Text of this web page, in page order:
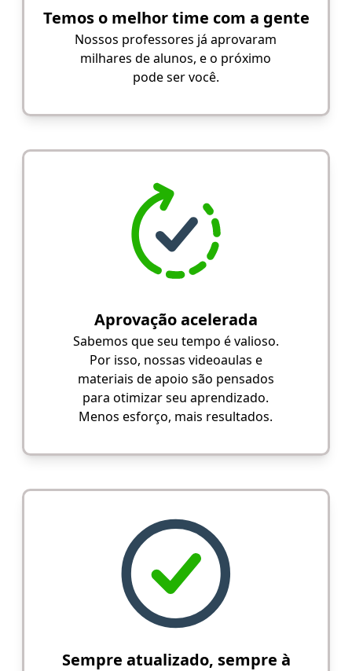
Temos o melhor time com a gente
Nossos professores já aprovaram
milhares de alunos, e o próximo
pode ser você.
Aprovação acelerada
Sabemos que seu tempo é valioso.
Por isso, nossas videoaulas e
materiais de apoio são pensados
para otimizar seu aprendizado.
Menos esforço, mais resultados.
Sempre atualizado, sempre à